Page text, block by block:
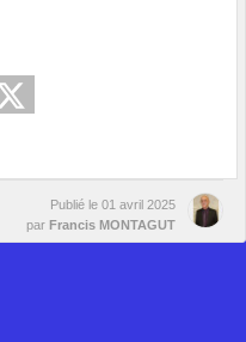
Publié le 01 avril 2025
par Francis MONTAGUT